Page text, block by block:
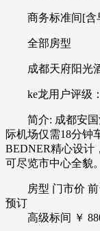
商务标准间[含早
全部房型
成都天府阳光
ke龙用户评级：
简介: 成都安国
际机场仅需18分钟
BEDNER精心设计
可尽览市中心全貌
房型 门市价 前
预订
高级标间 ￥ 880